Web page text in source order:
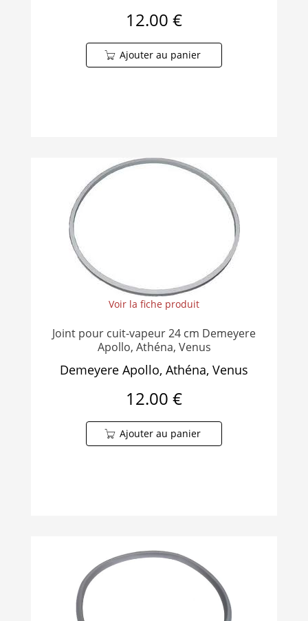
12.00 €
Ajouter au panier
Voir la fiche produit
Joint pour cuit-vapeur 24 cm Demeyere
Apollo, Athéna, Venus
Demeyere Apollo, Athéna, Venus
12.00 €
Ajouter au panier